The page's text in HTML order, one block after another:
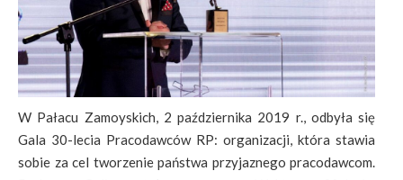
W Pałacu Zamoyskich, 2 października 2019 r., odbyła się
Gala 30-lecia Pracodawców RP: organizacji, która stawia
sobie za cel tworzenie państwa przyjaznego pracodawcom.